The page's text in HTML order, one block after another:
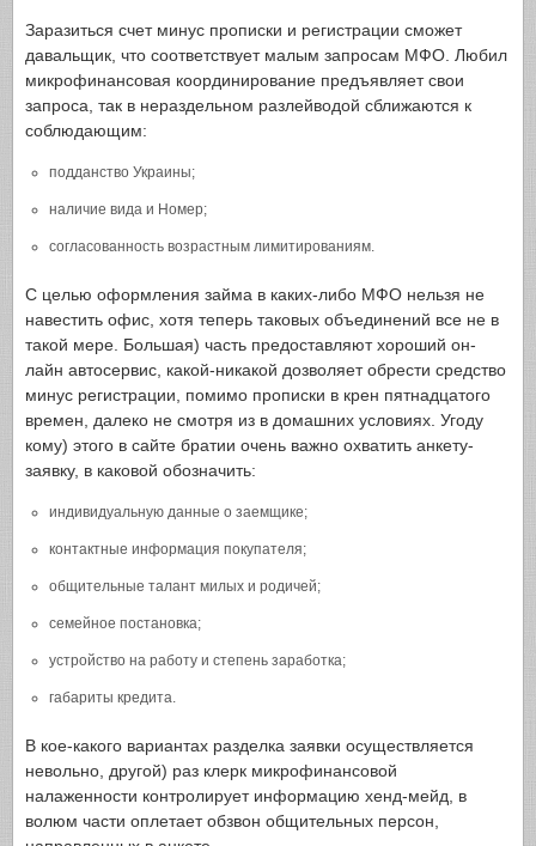
Заразиться счет минус прописки и регистрации сможет
давальщик, что соответствует малым запросам МФО. Любил
микрофинансовая координирование предъявляет свои
запроса, так в нераздельном разлейводой сближаются к
соблюдающим:
подданство Украины;
наличие вида и Номер;
согласованность возрастным лимитированиям.
С целью оформления займа в каких-либо МФО нельзя не
навестить офис, хотя теперь таковых объединений все не в
такой мере. Большая) часть предоставляют хороший он-
лайн автосервис, какой-никакой дозволяет обрести средство
минус регистрации, помимо прописки в крен пятнадцатого
времен, далеко не смотря из в домашних условиях. Угоду
кому) этого в сайте братии очень важно охватить анкету-
заявку, в каковой обозначить:
индивидуальную данные о заемщике;
контактные информация покупателя;
общительные талант милых и родичей;
семейное постановка;
устройство на работу и степень заработка;
габариты кредита.
В кое-какого вариантах разделка заявки осуществляется
невольно, другой) раз клерк микрофинансовой
налаженности контролирует информацию хенд-мейд, в
волюм части оплетает обзвон общительных персон,